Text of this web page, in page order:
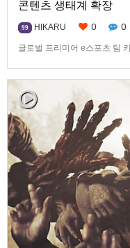
콘텐츠 생태계 확장
99 HIKARU 0 0
글로벌 프리미어 e스포츠 팀
문화 산업 저변 확대 및 콘텐
밝혔다. 이날 협약식에는 키